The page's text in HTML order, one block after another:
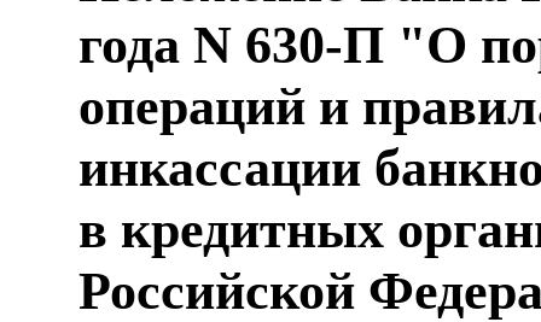
года N 630-П "О
операций и
инкассации
в кредитных
Российской